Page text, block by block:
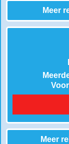
Meer
Meer